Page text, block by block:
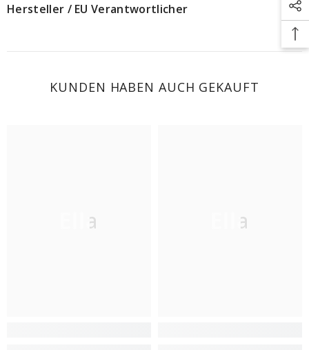
Hersteller / EU Verantwortlicher
KUNDEN HABEN AUCH GEKAUFT
Ella Ella